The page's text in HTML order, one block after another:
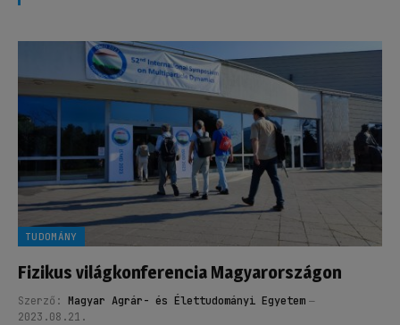
TUDOMÁNY
Fizikus világkonferencia Magyarországon
Szerző: Magyar Agrár- és Élettudományi Egyetem
2023.08.21.